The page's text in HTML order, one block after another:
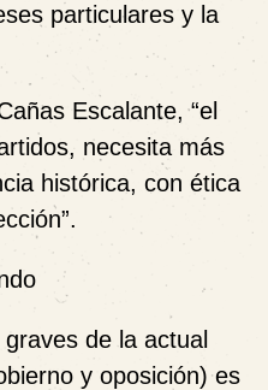
particulares y la
Escalante, “el
necesita más
histórica, con ética
de la actual
y oposición) es